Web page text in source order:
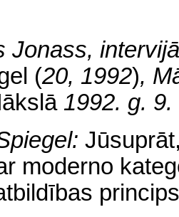
Jonass,
(20, 1992),
1992. g.
moderno